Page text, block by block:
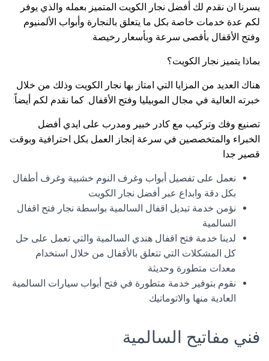
يسرنا ان نقدم لك أفضل نجار الكويت المتميز بعمله والذي يوفر
لكم عدة خدمات خاصة بكل ما يتعلق بالنجارة وأبواب الألمنيوم
وفتح الأقفال بأقصى سرعة وبأسعار رخيصة.
بماذا يتميز نجار الكويت؟
هناك العديد من المزايا التي امتاز بها نجار الكويت وذلك من خلال
خبرته العالية في مجال الموبيليا وفتح الأقفال. كما نقدم لكم أيضاً:
تصنيع وفك وتركيب مع كادر خبير ومدرب على ايدي أفضل
الخبراء والمتخصصين في سرعة إنجاز العمل بكل احترافية وبوقت
قصير جدا
نعمل على تفصيل أبواب وغرف النوم خشبية وغرف أطفال
بكل دقة وابداع عبر أفضل نجار الكويت
نؤمن خدمة تبديل اقفال السالمية بواسطة نجار فتح اقفال
السالمية
لدينا خدمة فتح اقفال هندي السالمية والتي تعمل على حل
كل المشكلات التي تتعلق بالأقفال من خلال استخدام
معدات متطورة وحديثة
نقوم بتوفير خدمة متطورة في فتح أبواب سيارات السالمية
العادية منها والاتوماتيك
فني مفاتيح السالمية